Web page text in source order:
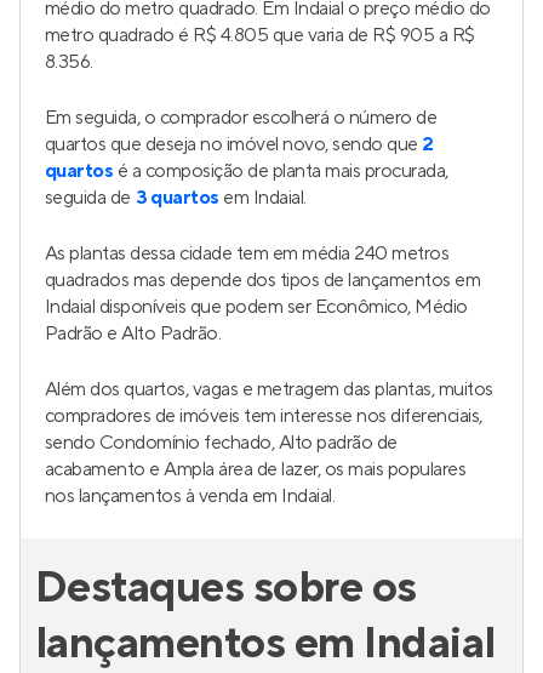
médio do metro quadrado. Em Indaial o preço médio do
metro quadrado é R$ 4.805 que varia de R$ 905 a R$
8.356.
Em seguida, o comprador escolherá o número de
quartos que deseja no imóvel novo, sendo que 2
quartos é a composição de planta mais procurada,
seguida de 3 quartos em Indaial.
As plantas dessa cidade tem em média 240 metros
quadrados mas depende dos tipos de lançamentos em
Indaial disponíveis que podem ser Econômico, Médio
Padrão e Alto Padrão.
Além dos quartos, vagas e metragem das plantas, muitos
compradores de imóveis tem interesse nos diferenciais,
sendo Condomínio fechado, Alto padrão de
acabamento e Ampla área de lazer, os mais populares
nos lançamentos à venda em Indaial.
Destaques sobre os
lançamentos em Indaial